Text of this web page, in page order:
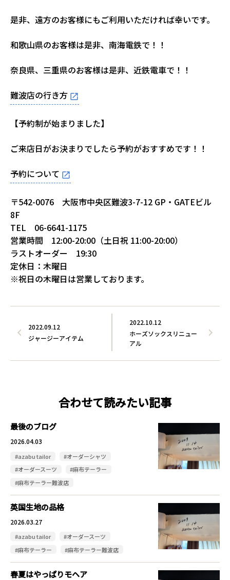
是非、遠方のお客様にもご利用いただければ幸いです。
和歌山県のお客様は是非、南海電鉄で！！
奈良県、三重県のお客様は是非、近鉄電車で！！
難波店の行き方
【予約制が始まりました】
ご来店日がお決まりでしたら予約がおすすめです！！
予約について
〒542-0076 大阪市中央区難波3-7-12 GP・GATEビル
8F
TEL 06-6641-1175
営業時間 12:00-20:00（土日祝 11:00-20:00）
ラストオーダー 19:30
定休日：木曜日
※祝日の木曜日は営業しております。
2022.10.12
ホーズソックスリニュー
アル
2022.09.12
ジャージーアイテム
合わせて読みたい記事
最後のブログ
2026.04.03
#azabu tailor
#オーダーシャツ
#オーダースーツ
#麻布テーラー
#麻布テーラー難波店
英国生地の品格
2026.03.27
#azabu tailor
#オーダースーツ
#麻布テーラー
#麻布テーラー難波店
春夏はやっぱりモヘア